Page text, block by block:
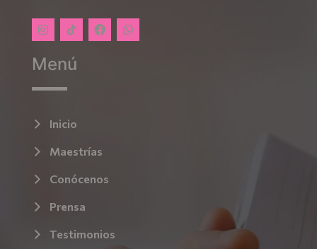
Menú
Inicio
Maestrías
Conócenos
Prensa
Testimonios